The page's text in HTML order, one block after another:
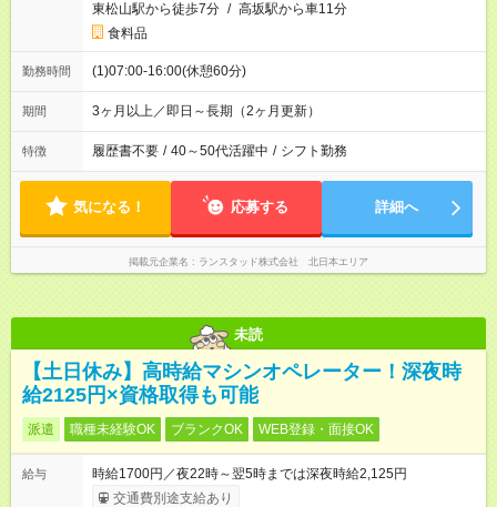
東松山駅から徒歩7分 / 高坂駅から車11分
食料品
勤務時間 (1)07:00-16:00(休憩60分)
期間 3ヶ月以上／即日～長期（2ヶ月更新）
特徴 履歴書不要 / 40～50代活躍中 / シフト勤務
気になる！ 応募する 詳細へ
掲載元企業名 ランスタッド株式会社 北日本エリア
未読
【土日休み】高時給マシンオペレーター！深夜時
給2125円×資格取得も可能
派遣 職種未経験OK ブランクOK WEB登録・面接OK
給与
時給1700円／夜22時～翌5時までは深夜時給2,125円
交通費別途支給あり